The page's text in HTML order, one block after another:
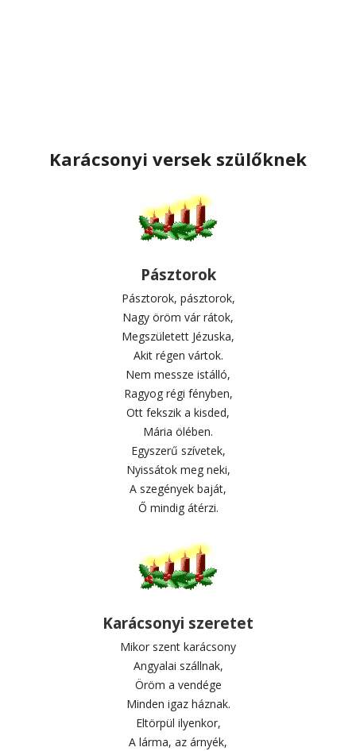
Karácsonyi versek szülőknek
Pásztorok
Pásztorok, pásztorok,
Nagy öröm vár rátok,
Megszületett Jézuska,
Akit régen vártok.
Nem messze istálló,
Ragyog régi fényben,
Ott fekszik a kisded,
Mária ölében.
Egyszerű szívetek,
Nyissátok meg neki,
A szegények baját,
Ő mindig átérzi.
Karácsonyi szeretet
Mikor szent karácsony
Angyalai szállnak,
Öröm a vendége
Minden igaz háznak.
Eltörpül ilyenkor,
A lárma, az árnyék,